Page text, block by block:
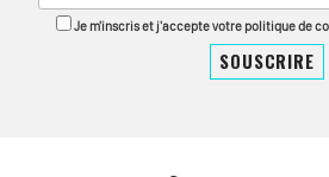
Je m'inscris et j'accepte votre politique de